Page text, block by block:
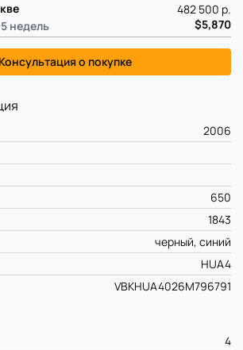
недель
482 500 р.
$5,870
Консультация о покупке
2006
650
1843
черный, синий
HUA4
VBKHUA4026M796791
4